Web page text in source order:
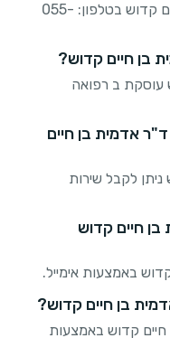
ניתן ליצור קשר עם ד"ר אדמית בן חיים קדוש בטלפון: 055-
בן חיים קדוש?
עוסקת ב רפואה
אדמית בן חיים
לקבל שירות
חיים קדוש
באמצעות אימייל.
בן חיים קדוש?
קדוש באמצעות